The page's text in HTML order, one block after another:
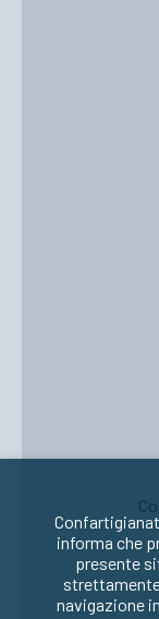
informa che
presente
navigazione